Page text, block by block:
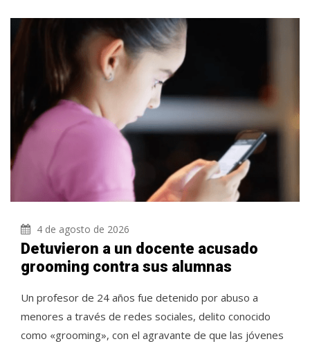
4 de agosto de 2026
Detuvieron a un docente acusado
grooming contra sus alumnas
Un profesor de 24 años fue detenido por abuso a
menores a través de redes sociales, delito conocido
como «grooming», con el agravante de que las jóvenes